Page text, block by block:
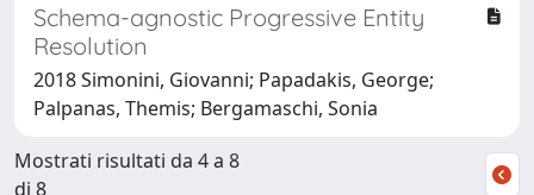
Schema-agnostic Progressive Entity
Resolution
2018 Simonini, Giovanni; Papadakis, George;
Palpanas, Themis; Bergamaschi, Sonia
Mostrati risultati da 4 a 8
di 8